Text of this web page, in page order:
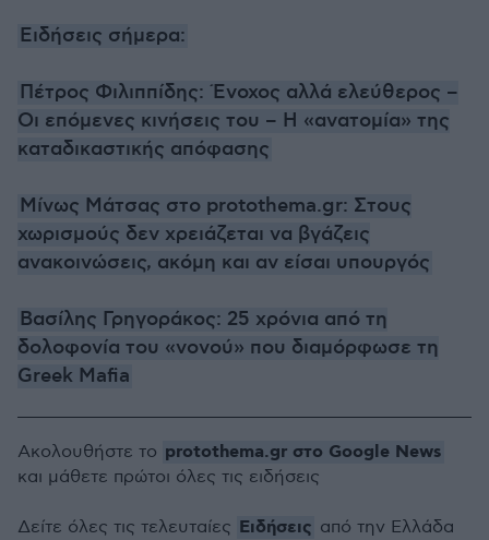
Ειδήσεις σήμερα:
Πέτρος Φιλιππίδης: Ένοχος αλλά ελεύθερος –
Οι επόμενες κινήσεις του – Η «ανατομία» της
καταδικαστικής απόφασης
Μίνως Μάτσας στο protothema.gr: Στους
χωρισμούς δεν χρειάζεται να βγάζεις
ανακοινώσεις, ακόμη και αν είσαι υπουργός
Βασίλης Γρηγοράκος: 25 χρόνια από τη
δολοφονία του «νονού» που διαμόρφωσε τη
Greek Mafia
Ακολουθήστε το protothema.gr στο Google News
και μάθετε πρώτοι όλες τις ειδήσεις
Δείτε όλες τις τελευταίες Ειδήσεις από την Ελλάδα